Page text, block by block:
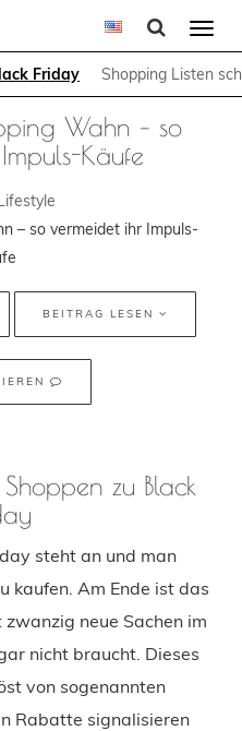
Friday Shopping Listen
Wahn – so
Käufe
– so vermeidet ihr Impuls-
BEITRAG LESEN
zu Black
steht an und man
kaufen. Am Ende ist das
neue Sachen im
nicht braucht. Dieses
von sogenannten
Rabatte signalisieren